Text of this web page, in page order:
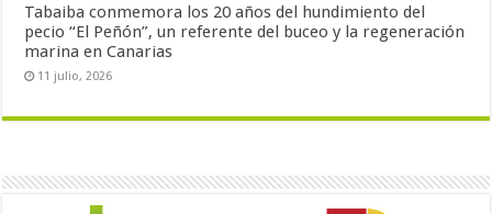
Tabaiba conmemora los 20 años del hundimiento del
pecio “El Peñón”, un referente del buceo y la regeneración
marina en Canarias
11 julio, 2026